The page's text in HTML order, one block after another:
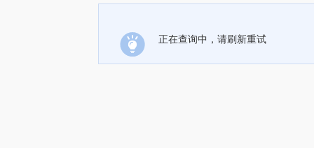
正在查询中，请刷新重试